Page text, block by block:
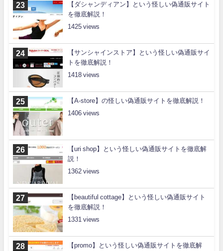
【ダシャンディアン】という怪しい偽通販サイト
を徹底解説！
1425
【サンシャインストア】という怪しい偽通販サイ
トを徹底解説！
1418
【A-store】の怪しい偽通販サイトを徹底解説！
1406
【uri shop】という怪しい偽通販サイトを徹底解
説！
1362
【beautiful cottage】という怪しい偽通販サイト
を徹底解説！
1331
【promo】という怪しい偽通販サイトを徹底解